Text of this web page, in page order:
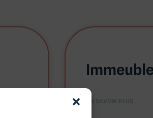
EN SAVOIR PLUS